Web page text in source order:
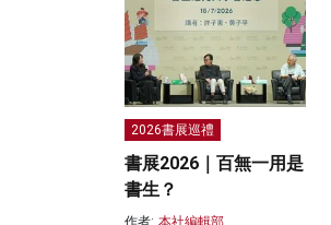
2026書展巡禮
書展2026｜百無一用是
書生？
作者: 本社編輯部